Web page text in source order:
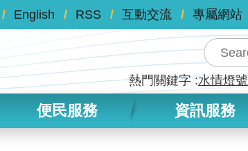
English RSS 互動交流 專屬網站
熱門關鍵字 水情燈號
便民服務 資訊服務